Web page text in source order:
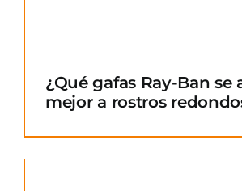
¿Qué gafas Ray-Ban se
mejor a rostros